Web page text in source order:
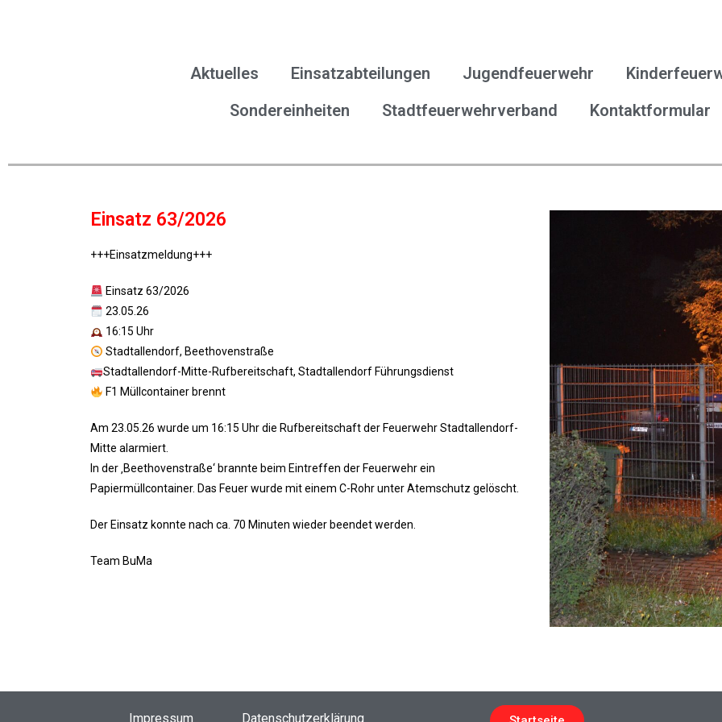
Aktuelles Einsatzabteilungen Jugendfeuerwehr
Sondereinheiten
Stadtfeuerwehrverband Kontaktformular
Einsatz 63/2026
+++Einsatzmeldung+++
Einsatz 63/2026
23.05.26
16:15 Uhr
Stadtallendorf, Beethovenstraße
Stadtallendorf-Mitte-Rufbereitschaft, Stadtallendorf Führungsdienst
F1 Müllcontainer brennt
Am 23.05.26 wurde um 16:15 Uhr die Rufbereitschaft der Feuerwehr Stadtallendorf-
Mitte alarmiert.
In der ‚Beethovenstraße‘ brannte beim Eintreffen der Feuerwehr ein
Papiermüllcontainer. Das Feuer wurde mit einem C-Rohr unter Atemschutz gelöscht.
Der Einsatz konnte nach ca. 70 Minuten wieder beendet werden.
Team BuMa
Impressum Datenschutzerklärung